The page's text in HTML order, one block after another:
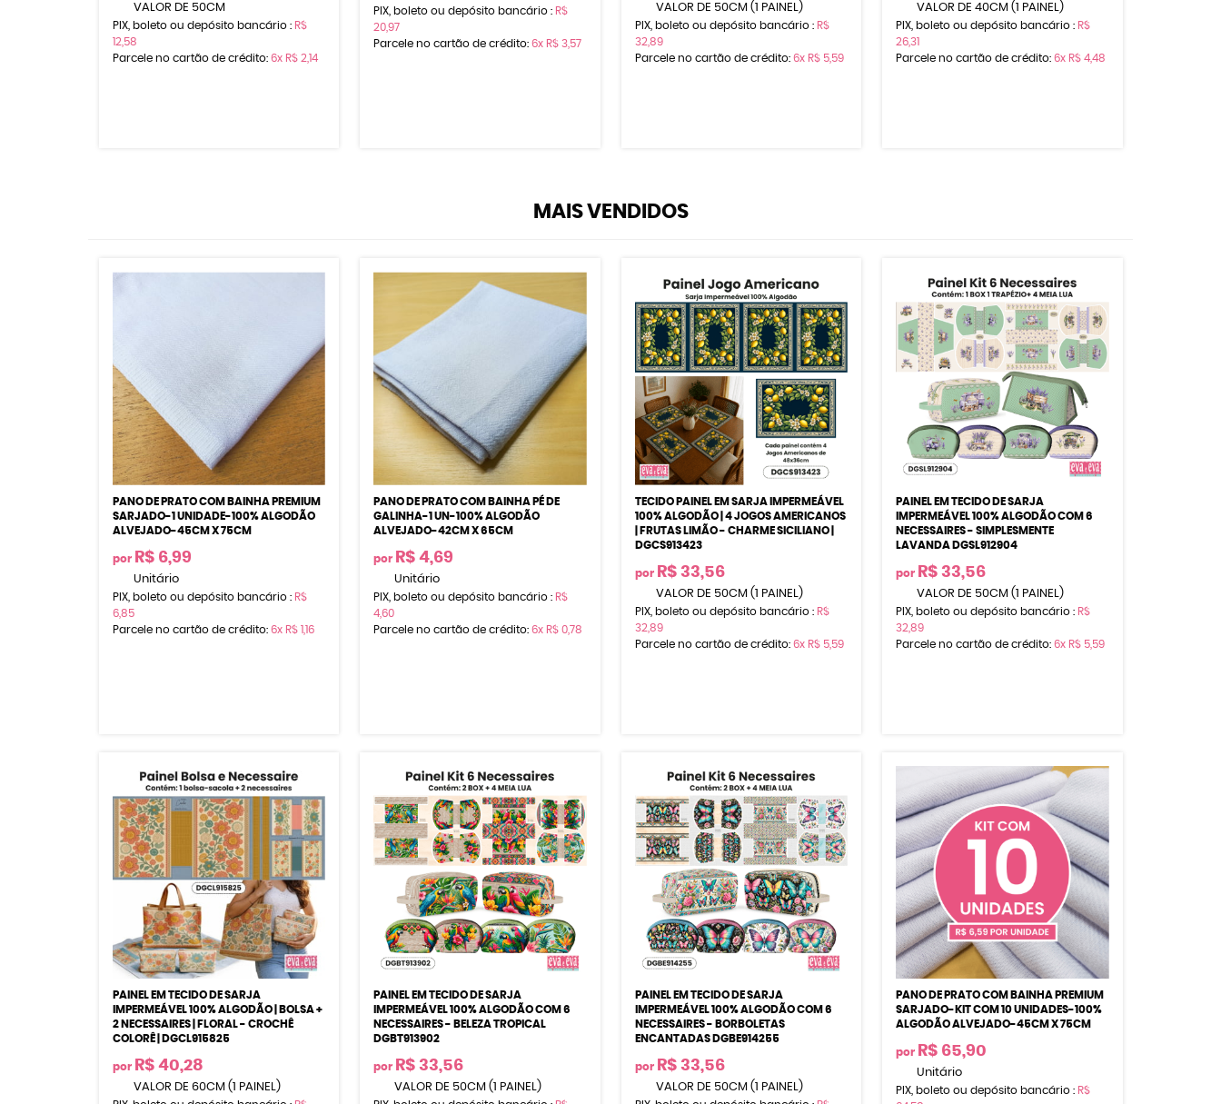
VALOR DE 50CM
PIX, boleto ou depósito bancário : R$
12,58
Parcele no cartão de crédito: 6x R$ 2,14
PIX, boleto ou depósito bancário : R$
20,97
Parcele no cartão de crédito: 6x R$ 3,57
VALOR DE 50CM (1 PAINEL)
PIX, boleto ou depósito bancário : R$
32,89
Parcele no cartão de crédito: 6x R$ 5,59
VALOR DE 40CM (1 PAINEL)
PIX, boleto ou depósito bancário : R$
26,31
Parcele no cartão de crédito: 6x R$ 4,48
MAIS VENDIDOS
PANO DE PRATO COM BAINHA PREMIUM
SARJADO-1 UNIDADE-100% ALGODÃO
ALVEJADO-45CM X 75CM
por R$ 6,99
Unitário
PIX, boleto ou depósito bancário : R$
6,85
Parcele no cartão de crédito: 6x R$ 1,16
PANO DE PRATO COM BAINHA PÉ DE
GALINHA-1 UN-100% ALGODÃO
ALVEJADO-42CM X 65CM
por R$ 4,69
Unitário
PIX, boleto ou depósito bancário : R$
4,60
Parcele no cartão de crédito: 6x R$ 0,78
TECIDO PAINEL EM SARJA IMPERMEÁVEL
100% ALGODÃO | 4 JOGOS AMERICANOS
| FRUTAS LIMÃO - CHARME SICILIANO |
DGCS913423
por R$ 33,56
VALOR DE 50CM (1 PAINEL)
PIX, boleto ou depósito bancário : R$
32,89
Parcele no cartão de crédito: 6x R$ 5,59
PAINEL EM TECIDO DE SARJA
IMPERMEÁVEL 100% ALGODÃO COM 6
NECESSAIRES - SIMPLESMENTE
LAVANDA DGSL912904
por R$ 33,56
VALOR DE 50CM (1 PAINEL)
PIX, boleto ou depósito bancário : R$
32,89
Parcele no cartão de crédito: 6x R$ 5,59
PAINEL EM TECIDO DE SARJA
IMPERMEÁVEL 100% ALGODÃO | BOLSA +
2 NECESSAIRES | FLORAL - CROCHÊ
COLORÊ | DGCL915825
por R$ 40,28
VALOR DE 60CM (1 PAINEL)
PAINEL EM TECIDO DE SARJA
IMPERMEÁVEL 100% ALGODÃO COM 6
NECESSAIRES - BELEZA TROPICAL
DGBT913902
por R$ 33,56
VALOR DE 50CM (1 PAINEL)
PAINEL EM TECIDO DE SARJA
IMPERMEÁVEL 100% ALGODÃO COM 6
NECESSAIRES - BORBOLETAS
ENCANTADAS DGBE914255
por R$ 33,56
VALOR DE 50CM (1 PAINEL)
PANO DE PRATO COM BAINHA PREMIUM
SARJADO-KIT COM 10 UNIDADES-100%
ALGODÃO ALVEJADO-45CM X 75CM
por R$ 65,90
Unitário
PIX, boleto ou depósito bancário : R$